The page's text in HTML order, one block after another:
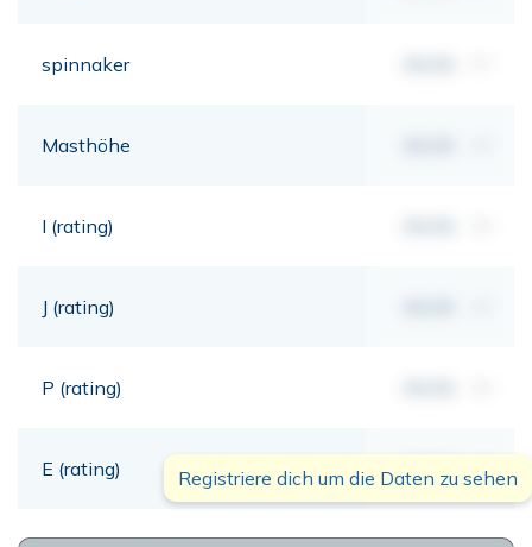
spinnaker
Masthöhe
I (rating)
J (rating)
P (rating)
E (rating) 00,00 mt
Registriere dich um die Daten zu sehen